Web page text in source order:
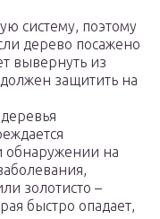
систему, поэтому
дерево посажено
вывернуть из
защитить на
обнаружении на
золотисто –
быстро опадает,